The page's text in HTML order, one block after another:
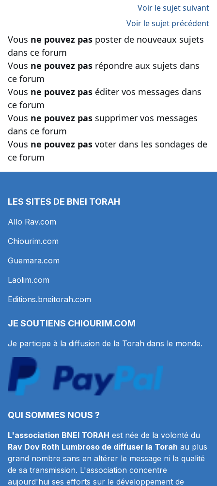
Voir le sujet suivant
Voir le sujet précédent
Vous ne pouvez pas poster de nouveaux sujets
dans ce forum
Vous ne pouvez pas répondre aux sujets dans
ce forum
Vous ne pouvez pas éditer vos messages dans
ce forum
Vous ne pouvez pas supprimer vos messages
dans ce forum
Vous ne pouvez pas voter dans les sondages de
ce forum
LES SITES DE BNEI TORAH
Allo Rav.com
Chiourim.com
Guemara.com
Laolim.com
Editions.bneitorah.com
JE SOUTIENS CHIOURIM.COM
Je participe à la diffusion de la Torah dans le monde.
QUI SOMMES NOUS ?
L'association BNEI TORAH est née de la volonté du
Rav Dov Roth Lumbroso de diffuser la Torah au plus
grand nombre sans en altérer le message ni la qualité
de sa transmission. L'association concentre
aujourd'hui ses efforts sur le développement de